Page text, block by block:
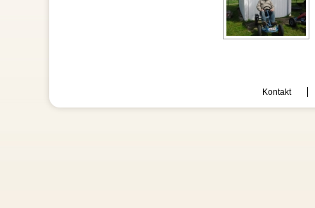
Kontakt